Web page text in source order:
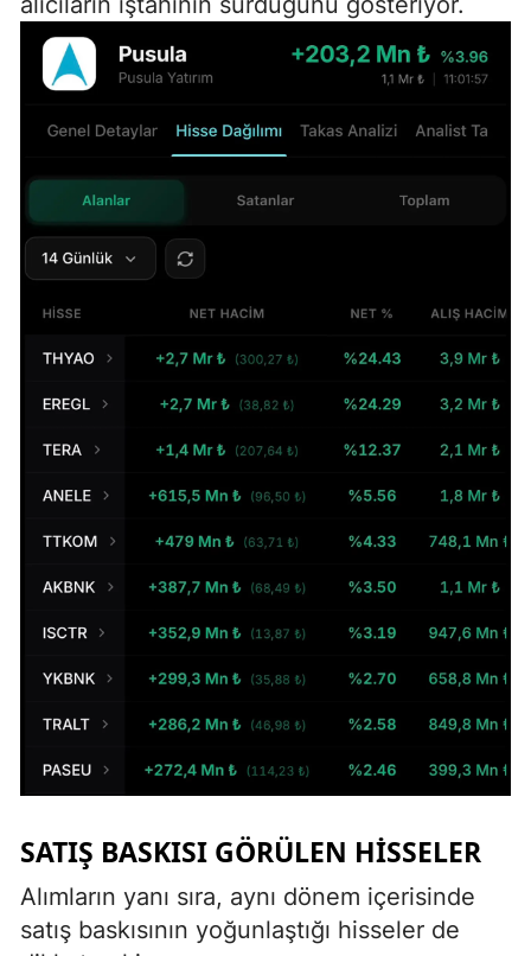
SATIŞ BASKISI GÖRÜLEN HISSELER
Alımların yanı sıra, aynı dönem içerisinde
satış baskısının yoğunlaştığı hisseler de